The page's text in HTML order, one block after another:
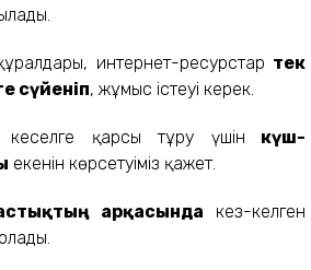
интернет-ресурстар тек
сүйеніп, жұмыс істеуі керек.
қарсы тұру үшін күш-
екенін көрсетуіміз қажет.
арқасында кез-келген